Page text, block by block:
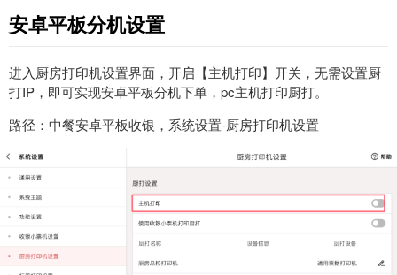
安卓平板分机设置
进入厨房打印机设置界面，开启【主机打印】开关，无需设置厨
打IP，即可实现安卓平板分机下单，pc主机打印厨打。
路径：中餐安卓平板收银，系统设置-厨房打印机设置